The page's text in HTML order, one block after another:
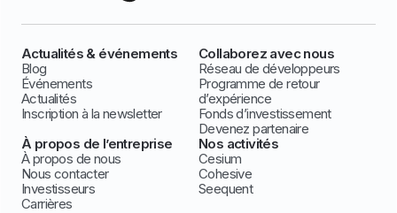
Actualités & événements
Blog
Événements
Actualités
Inscription à la newsletter
Collaborez avec nous
Réseau de développeurs
Programme de retour
d’expérience
Fonds d’investissement
Devenez partenaire
À propos de l’entreprise
À propos de nous
Nous contacter
Investisseurs
Carrières
Nos activités
Cesium
Cohesive
Seequent